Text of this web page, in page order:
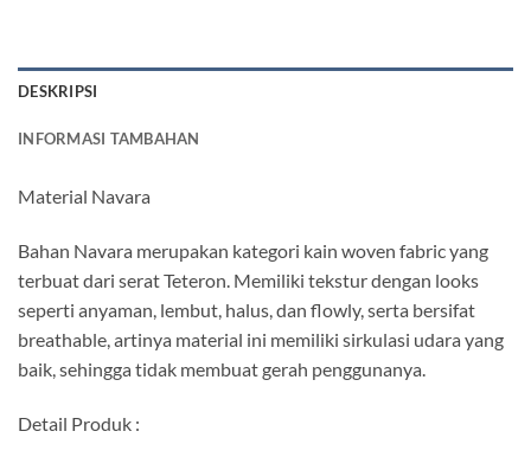
DESKRIPSI
INFORMASI TAMBAHAN
Material Navara
Bahan Navara merupakan kategori kain woven fabric yang
terbuat dari serat Teteron. Memiliki tekstur dengan looks
seperti anyaman, lembut, halus, dan flowly, serta bersifat
breathable, artinya material ini memiliki sirkulasi udara yang
baik, sehingga tidak membuat gerah penggunanya.
Detail Produk :